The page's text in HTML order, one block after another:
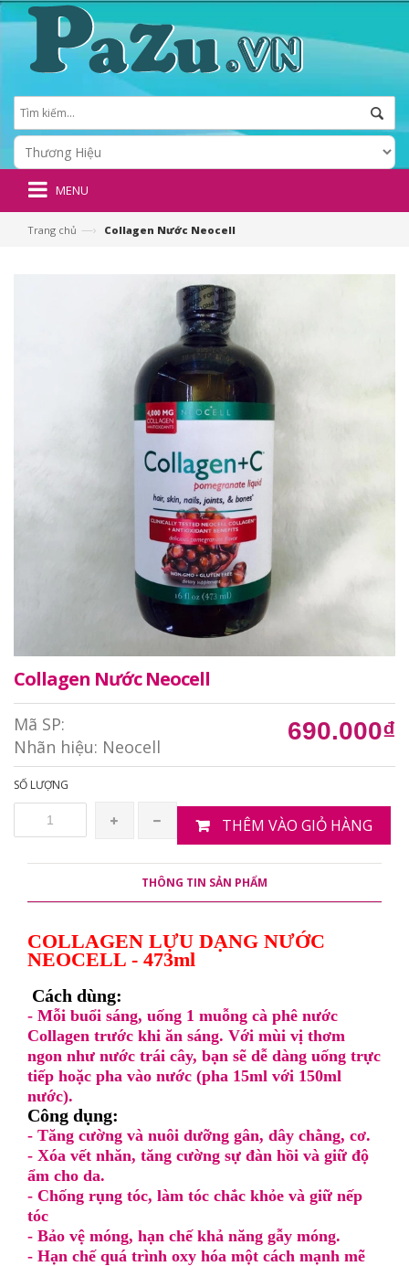
MENU
Trang chủ —› Collagen Nước Neocell
Collagen Nước Neocell
Mã SP:
Nhãn hiệu: Neocell
690.000₫
SỐ LƯỢNG
THÊM VÀO GIỎ HÀNG
THÔNG TIN SẢN PHẨM
COLLAGEN LỰU DẠNG NƯỚC
NEOCELL - 473ml
Cách dùng:
- Mỗi buổi sáng, uống 1 muỗng cà phê nước
Collagen trước khi ăn sáng. Với mùi vị thơm
ngon như nước trái cây, bạn sẽ dễ dàng uống trực
tiếp hoặc pha vào nước (pha 15ml với 150ml
nước).
Công dụng:
- Tăng cường và nuôi dưỡng gân, dây chằng, cơ.
- Xóa vết nhăn, tăng cường sự đàn hồi và giữ độ
ẩm cho da.
- Chống rụng tóc, làm tóc chắc khỏe và giữ nếp
tóc
- Bảo vệ móng, hạn chế khả năng gẫy móng.
- Hạn chế quá trình oxy hóa một cách mạnh mẽ